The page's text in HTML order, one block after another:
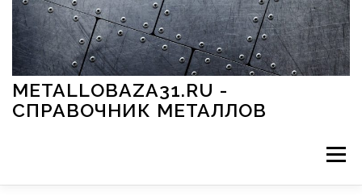
Перейти к содержимому
METALLOBAZA31.RU -
СПРАВОЧНИК МЕТАЛЛОВ
Меню